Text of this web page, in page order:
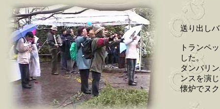
送り出し
トランペ
した。
タンバリ
ンスを演
懐炉でヌ